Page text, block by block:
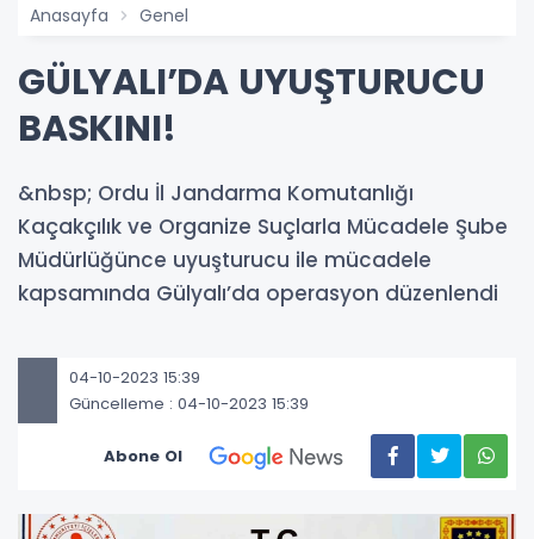
Anasayfa Genel
GÜLYALI’DA UYUŞTURUCU
BASKINI!
&nbsp; Ordu İl Jandarma Komutanlığı
Kaçakçılık ve Organize Suçlarla Mücadele Şube
Müdürlüğünce uyuşturucu ile mücadele
kapsamında Gülyalı’da operasyon düzenlendi
04-10-2023 15:39
Güncelleme : 04-10-2023 15:39
Abone Ol